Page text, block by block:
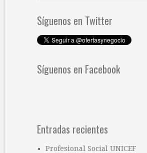
Síguenos en Twitter
Síguenos en Facebook
Entradas recientes
Profesional Social UNICEF